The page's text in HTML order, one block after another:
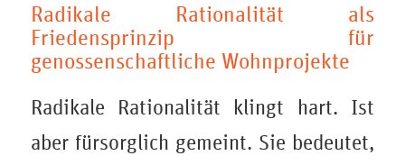
Radikale Rationalität als
Friedensprinzip für
genossenschaftliche Wohnprojekte
Radikale Rationalität klingt hart. Ist
aber fürsorglich gemeint. Sie bedeutet,